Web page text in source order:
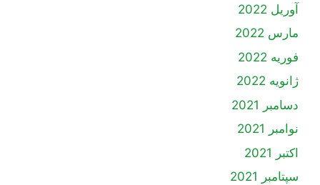
آوریل 2022
مارس 2022
فوریه 2022
ژانویه 2022
دسامبر 2021
نوامبر 2021
اکتبر 2021
سپتامبر 2021